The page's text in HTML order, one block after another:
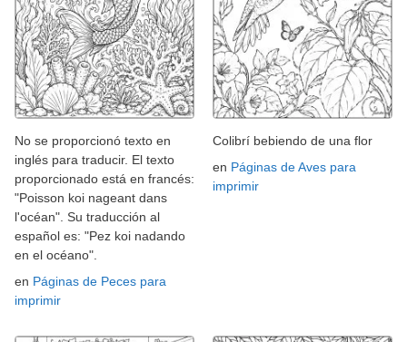
No se proporcionó texto en
inglés para traducir. El texto
proporcionado está en francés:
"Poisson koi nageant dans
l'océan". Su traducción al
español es: "Pez koi nadando
en el océano".
en Páginas de Peces para
imprimir
Colibrí bebiendo de una flor
en Páginas de Aves para
imprimir